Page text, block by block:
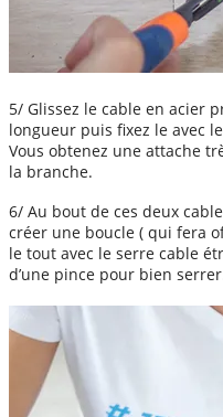
5/ Glissez le cable en acier
longueur puis fixez le avec
Vous obtenez une attache
la branche.
6/ Au bout de ces deux
créer une boucle ( qui fera
le tout avec le serre cable
d’une pince pour bien